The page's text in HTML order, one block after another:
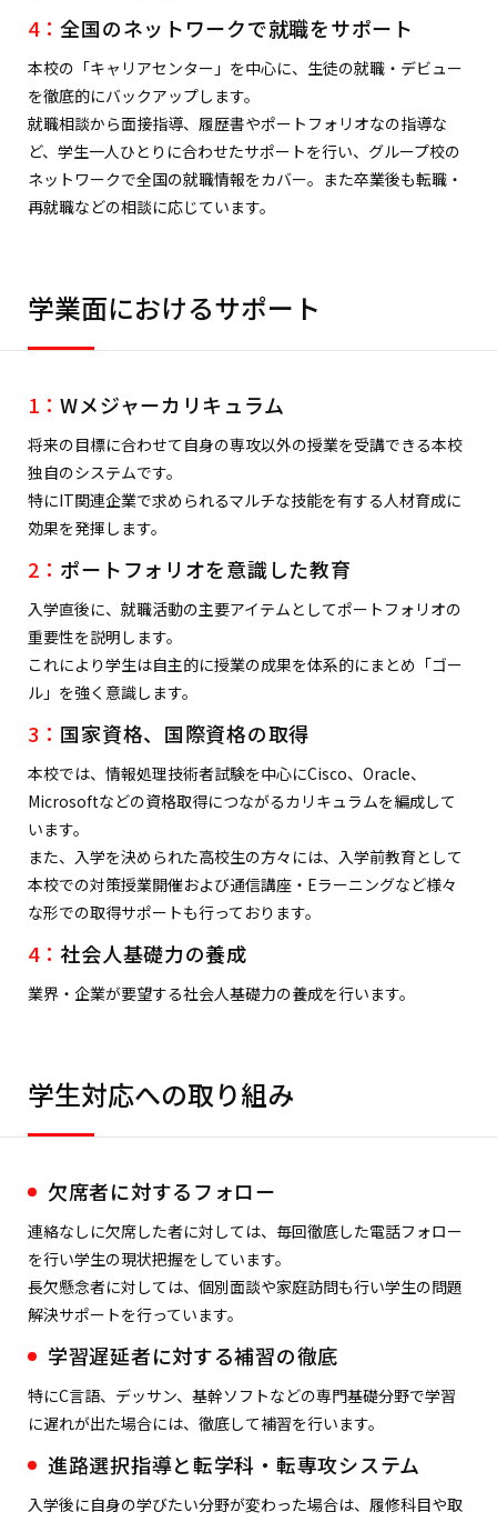
4：全国のネットワークで就職をサポート
本校の「キャリアセンター」を中心に、生徒の就職・デビュー
を徹底的にバックアップします。
就職相談から面接指導、履歴書やポートフォリオなの指導な
ど、学生一人ひとりに合わせたサポートを行い、グループ校の
ネットワークで全国の就職情報をカバー。また卒業後も転職・
再就職などの相談に応じています。
学業面におけるサポート
1：Wメジャーカリキュラム
将来の目標に合わせて自身の専攻以外の授業を受講できる本校
独自のシステムです。
特にIT関連企業で求められるマルチな技能を有する人材育成に
効果を発揮します。
2： ポートフォリオを意識した教育
入学直後に、就職活動の主要アイテムとしてポートフォリオの
重要性を説明します。
これにより学生は自主的に授業の成果を体系的にまとめ「ゴー
ル」を強く意識します。
3： 国家資格、国際資格の取得
本校では、情報処理技術者試験を中心にCisco、Oracle、
Microsoftなどの資格取得につながるカリキュラムを編成して
います。
また、入学を決められた高校生の方々には、入学前教育として
本校での対策授業開催および通信講座・Eラーニングなど様々
な形での取得サポートも行っております。
4：社会人基礎力の養成
業界・企業が要望する社会人基礎力の養成を行います。
学生対応への取り組み
欠席者に対するフォロー
連絡なしに欠席した者に対しては、毎回徹底した電話フォロー
を行い学生の現状把握をしています。
長欠懸念者に対しては、個別面談や家庭訪問も行い学生の問題
解決サポートを行っています。
学習遅延者に対する補習の徹底
特にC言語、デッサン、基幹ソフトなどの専門基礎分野で学習
に遅れが出た場合には、徹底して補習を行います。
進路選択指導と転学科・転専攻システム
入学後に自身の学びたい分野が変わった場合は、履修科目や取